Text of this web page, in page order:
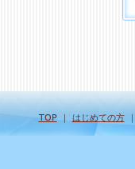
TOP｜ はじめての方｜